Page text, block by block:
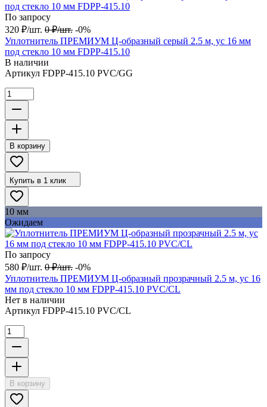
По запросу
320 ₽/шт. 0 ₽/шт. -0%
Уплотнитель ПРЕМИУМ Ц-образный серый 2.5 м, ус 16 мм
под стекло 10 мм FDPP-415.10
В наличии
Артикул FDPP-415.10 PVC/GG
В корзину
Купить в 1 клик
10 мм
Ожидаем
По запросу
580 ₽/шт. 0 ₽/шт. -0%
Уплотнитель ПРЕМИУМ Ц-образный прозрачный 2.5 м, ус 16
мм под стекло 10 мм FDPP-415.10 PVC/CL
Нет в наличии
Артикул FDPP-415.10 PVC/CL
В корзину